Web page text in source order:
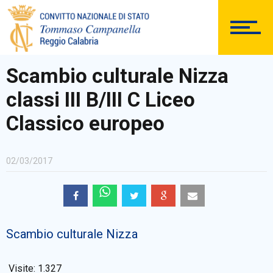
SEGRETERIA
DOCUMENTAZIONE
PERSONALE
Comunicazioni Esterne
Scambio culturale Nizza
classi III B/III C Liceo
Classico europeo
02/03/2017
Scambio culturale Nizza
Visite: 1.327